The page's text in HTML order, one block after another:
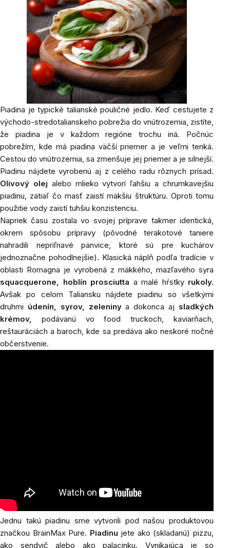
Piadina je typické talianské pouličné jedlo. Keď cestujete z
východo-stredotalianskeho pobrežia do vnútrozemia, zistíte,
že piadina je v každom regióne trochu iná. Počnúc
pobrežím, kde má piadina väčší priemer a je veľmi tenká.
Cestou do vnútrozemia, sa zmenšuje jej priemer a je silnejší.
Piadinu nájdete vyrobenú aj z celého radu rôznych prísad.
Olivový olej alebo mlieko vytvorí ľahšiu a chrumkavejšiu
piadinu, zatiaľ čo masť zaistí mäkšiu štruktúru. Oproti tomu
použitie vody zaistí tuhšiu konzistenciu.
Napriek času zostala vo svojej príprave takmer identická,
okrem spôsobu prípravy (pôvodné terakotové taniere
nahradili nepriľnavé panvice, ktoré sú pre kuchárov
jednoznačne pohodlnejšie). Klasická náplň podľa tradície v
oblasti Romagna je vyrobená z mäkkého, mazľavého syra
squacquerone, hoblín prosciutta a malé hŕstky rukoly.
Avšak po celom Taliansku nájdete piadinu so všetkými
druhmi údenín, syrov, zeleninya dokonca aj sladkých
krémov, podávanú vo food truckoch, kaviarňach,
reštauráciách a baroch, kde sa predáva ako neskoré nočné
občerstvenie.
Jednu takú piadinu sme vytvorili pod našou produktovou
značkou BrainMax Pure. Piadinu jete ako (skladanú) pizzu,
ako sendvič alebo ako palacinku. Vynikajúca je so